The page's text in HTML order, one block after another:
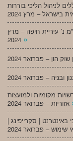
לניהול הליכי בוררות
נ’ עיריית חיפה – מרץ
»
מקומיות ולמועצות
באינטרנט | סקרייפינג |